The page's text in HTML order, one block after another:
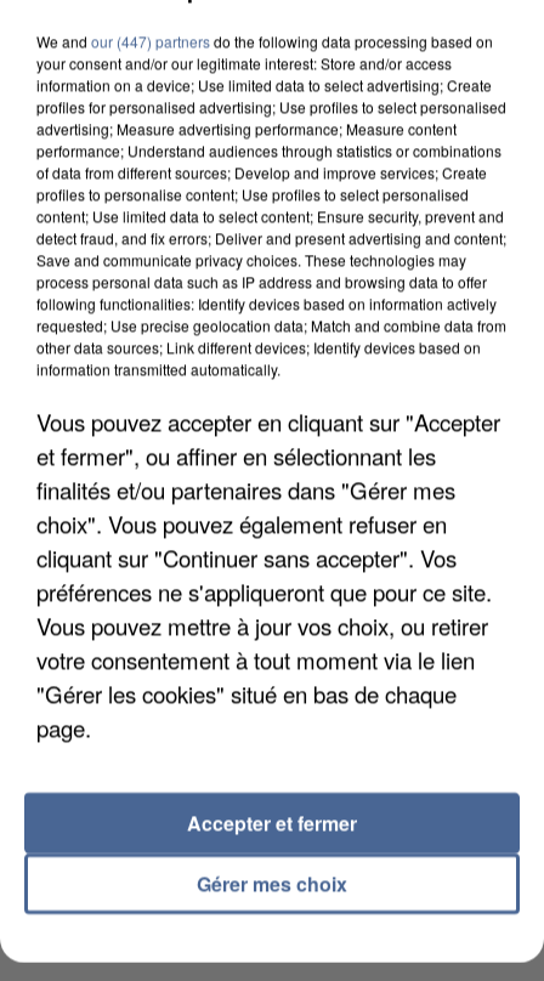
UN SECOND CADRE DE LA DZ MAFIA
UNE TOURISTE DE L’OISE EMPORTÉE PAR UNE
COULÉE DE BOUE EN HAUTE-SAVOIE
We and our (447) partnersdo the following data processing based on
your consent and/or our legitimate interest: Store and/or access
information on a device; Use limited data to select advertising; Create
profiles for personalised advertising; Use profiles to select personalised
advertising; Measure advertising performance; Measure content
performance; Understand audiences through statistics or combinations
of data from different sources; Develop and improve services; Create
profiles to personalise content; Use profiles to select personalised
content; Use limited data to select content; Ensure security, prevent and
detect fraud, and fix errors; Deliver and present advertising and content;
Save and communicate privacy choices. These technologies may
process personal data such as IP address and browsing data to offer
following functionalities: Identify devices based on information actively
requested; Use precise geolocation data; Match and combine data from
other data sources; Link different devices; Identify devices based on
information transmitted automatically.
Vous pouvez accepter en cliquant sur "Accepter
et fermer", ou affiner en sélectionnant les
finalités et/ou partenaires dans "Gérer mes
choix". Vous pouvez également refuser en
cliquant sur "Continuer sans accepter". Vos
préférences ne s'appliqueront que pour ce site.
Vous pouvez mettre à jour vos choix, ou retirer
votre consentement à tout moment via le lien
"Gérer les cookies" situé en bas de chaque
page.
Gérer mes choix
Accepter et fermer